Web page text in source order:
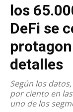
los
DeFi se
detalles
Según los
por ciento en
uno de los